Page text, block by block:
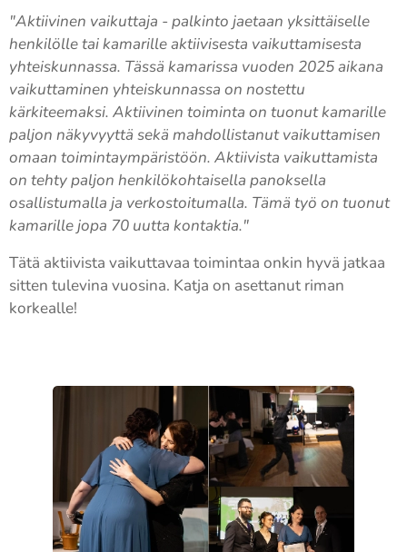
"Aktiivinen vaikuttaja - palkinto jaetaan yksittäiselle
henkilölle tai kamarille aktiivisesta vaikuttamisesta
yhteiskunnassa. Tässä kamarissa vuoden 2025 aikana
vaikuttaminen yhteiskunnassa on nostettu
kärkiteemaksi. Aktiivinen toiminta on tuonut kamarille
paljon näkyvyyttä sekä mahdollistanut vaikuttamisen
omaan toimintaympäristöön. Aktiivista vaikuttamista
on tehty paljon henkilökohtaisella panoksella
osallistumalla ja verkostoitumalla. Tämä työ on tuonut
kamarille jopa 70 uutta kontaktia."
Tätä aktiivista vaikuttavaa toimintaa onkin hyvä jatkaa
sitten tulevina vuosina. Katja on asettanut riman
korkealle!